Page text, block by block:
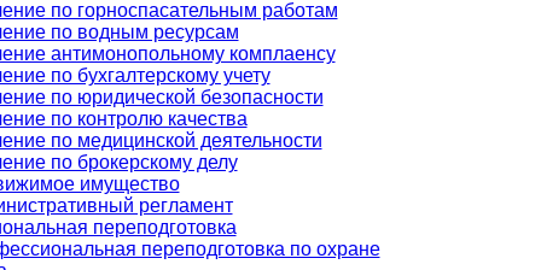
по горноспасательным работам
по водным ресурсам
антимонопольному комплаенсу
по бухгалтерскому учету
по юридической безопасности
по контролю качества
по медицинской деятельности
по брокерскому делу
имущество
регламент
переподготовка
переподготовка по охране